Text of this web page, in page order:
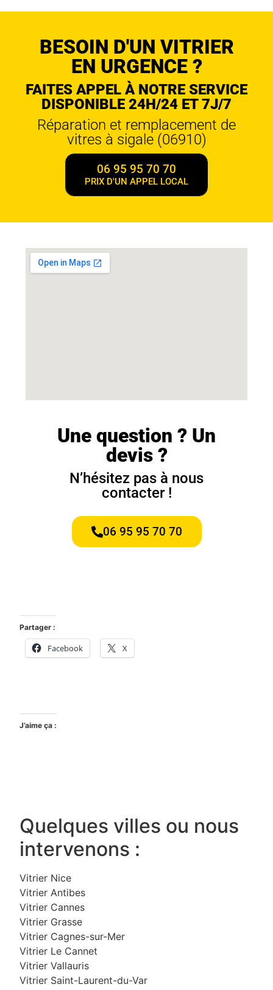
BESOIN D'UN VITRIER
EN URGENCE ?
FAITES APPEL À NOTRE SERVICE
DISPONIBLE 24H/24 ET 7J/7
Réparation et remplacement de
vitres à sigale (06910)
06 95 95 70 70
PRIX D'UN APPEL LOCAL
Une question ? Un
devis ?
N’hésitez pas à nous
contacter !
06 95 95 70 70
Partager :
Facebook X
J’aime ça :
Quelques villes ou nous
intervenons :
Vitrier Nice
Vitrier Antibes
Vitrier Cannes
Vitrier Grasse
Vitrier Cagnes-sur-Mer
Vitrier Le Cannet
Vitrier Vallauris
Vitrier Saint-Laurent-du-Var